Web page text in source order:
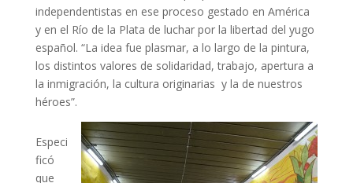
independentistas en ese proceso gestado en América
y en el Río de la Plata de luchar por la libertad del yugo
español. “La idea fue plasmar, a lo largo de la pintura,
los distintos valores de solidaridad, trabajo, apertura a
la inmigración, la cultura originarias y la de nuestros
héroes”.
Especi
ficó
que